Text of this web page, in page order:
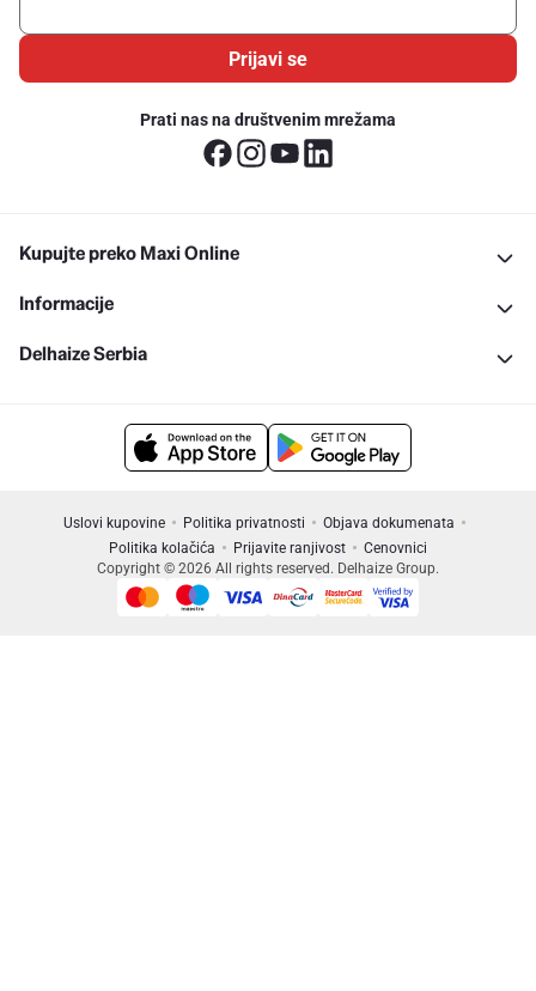
Prijavi se
Prati nas na društvenim mrežama
Kupujte preko Maxi Online
Informacije
Delhaize Serbia
Uslovi kupovine Politika privatnosti
Objava dokumenata
Politika kolačića
Prijavite ranjivost
Cenovnici
Copyright © 2026 All rights reserved. Delhaize Group.